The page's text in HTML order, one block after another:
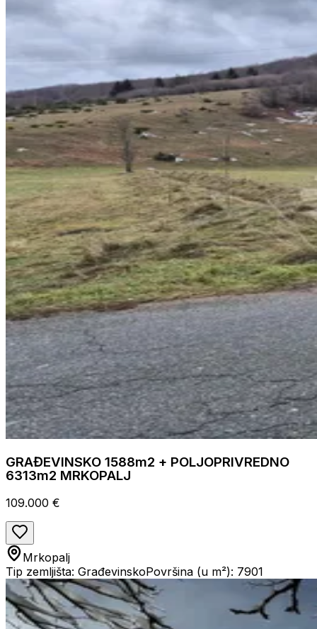
GRAĐEVINSKO 1588m2 + POLJOPRIVREDNO
6313m2 MRKOPALJ
109.000 €
Mrkopalj
Tip zemljišta: GrađevinskoPovršina (u m²): 7901